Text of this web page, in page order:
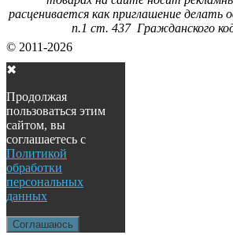
расценивается как приглашение делать
п.1 ст. 437 Гражданского
© 2011-2026
✖
Продолжая
пользоваться этим
сайтом, вы
соглашаетесь с
Политикой
обработки
персональных
данных
Соглашаюсь